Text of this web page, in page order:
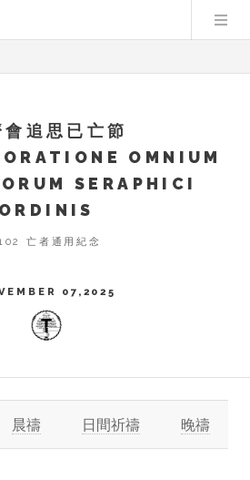
會追思已亡節
OMNIUM
SERAPHICI
ORDINIS
亡者通用紀念
07,2025
晨禱 日間祈禱 晚禱